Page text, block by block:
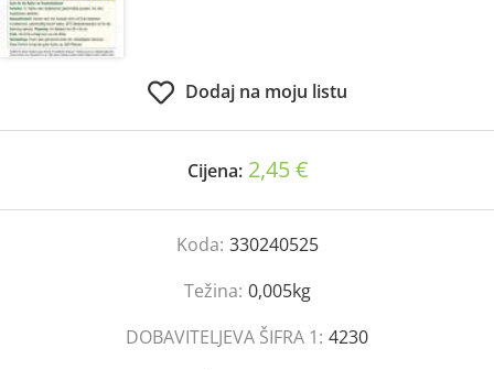
Dodaj na moju listu
Cijena: 2,45 €
Koda: 330240525
Težina: 0,005kg
DOBAVITELJEVA ŠIFRA 1: 4230